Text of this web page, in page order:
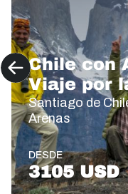
Chile con
Viaje por
Santiago de
Arenas
DESDE
3105 USD